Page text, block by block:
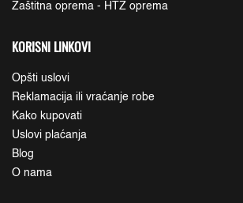
Zaštitna oprema - HTZ oprema
KORISNI LINKOVI
Opšti uslovi
Reklamacija ili vraćanje robe
Kako kupovati
Uslovi plaćanja
Blog
O nama